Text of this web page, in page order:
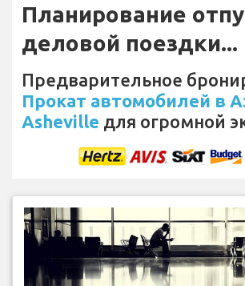
Планирование
деловой поездки...
Предварительное
Прокат автомобилей в
Asheville для огромной